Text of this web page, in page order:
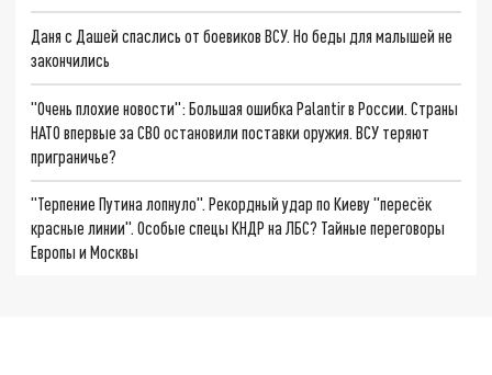
Даня с Дашей спаслись от боевиков ВСУ. Но беды для малышей не
закончились
"Очень плохие новости": Большая ошибка Palantir в России. Страны
НАТО впервые за СВО остановили поставки оружия. ВСУ теряют
приграничье?
"Терпение Путина лопнуло". Рекордный удар по Киеву "пересёк
красные линии". Особые спецы КНДР на ЛБС? Тайные переговоры
Европы и Москвы